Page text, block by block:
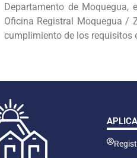
Departamento de Moquegua,
Oficina Registral Moquegua /
cumplimiento de los requisitos